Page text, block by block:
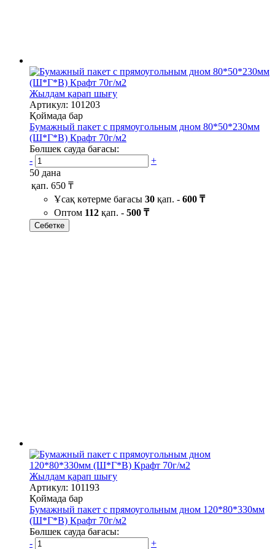
Жылдам қарап шығу
Артикул: 101203
Қоймада бар
Бумажный пакет с прямоугольным дном 80*50*230мм
(Ш*Г*В) Крафт 70г/м2
Бөлшек сауда бағасы:
-
+
50 дана
қап. 650 ₸
Ұсақ көтерме бағасы 30 қап. - 600 ₸
Оптом 112 қап. - 500 ₸
Себетке
Жылдам қарап шығу
Артикул: 101193
Қоймада бар
Бумажный пакет с прямоугольным дном 120*80*330мм
(Ш*Г*В) Крафт 70г/м2
Бөлшек сауда бағасы:
-
+